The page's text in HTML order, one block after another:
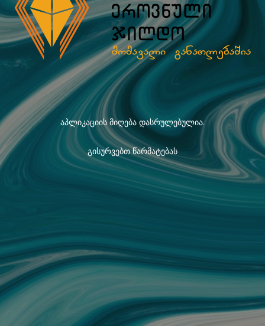
აპლიკაციის მიღება დასრულებულია.
გისურვებთ წარმატებას